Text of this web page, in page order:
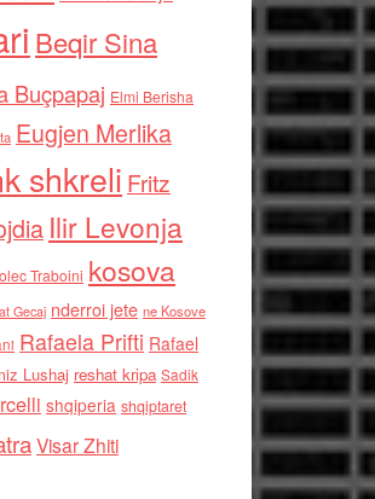
Beqir Sina
Buçpapaj Elmi Berisha
Eugjen Merlika
shkreli Fritz
Ilir Levonja
Traboini kosova
Gecaj nderroi jete ne Kosove
Rafaela Prifti Rafael
Lushaj reshat kripa Sadik
shqiperia shqiptaret
Visar Zhiti